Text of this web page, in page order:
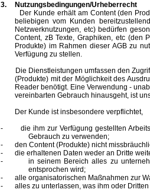
3.
Nutzungsbedingungen/Urheberrecht
Der Kunde erhält am Content (den
beliebigen vom Kunden
Netzwerknutzungen, etc) bedürfen
Content, zB Texte, Graphiken, etc (den
Produkte) im Rahmen dieser AGB zu
Verfügung zu stellen.
Die Dienstleistungen umfassen den Zugriff
(Produkte) mit der Möglichkeit des
Reader benötigt. Eine Verwendung -
vereinbarten Gebrauch hinausgeht, ist
Der Kunde ist insbesondere verpflichtet,
-
die ihm zur Verfügung gestellten
Gebrauch zu verwenden;
-
den Content (Produkte) nicht
-
die erhaltenen Daten weder an Dritte
-
in seinem Bereich alles zu
entsprochen wird;
-
alle organisatorischen Maßnahmen zur
-
alles zu unterlassen, was ihm oder